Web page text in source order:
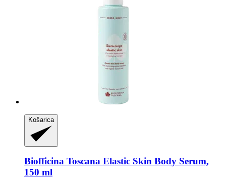
Košarica
Biofficina Toscana Elastic Skin Body Serum,
150 ml